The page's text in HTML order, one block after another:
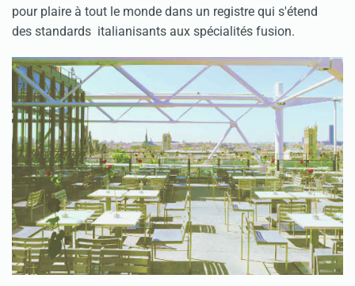
pour plaire à tout le monde dans un registre qui s'étend
des standards italianisants aux spécialités fusion.